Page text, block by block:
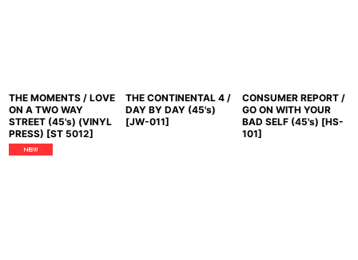
THE MOMENTS / LOVE
ON A TWO WAY
STREET (45's) (VINYL
PRESS) [ST 5012]
THE CONTINENTAL 4 /
DAY BY DAY (45's)
[JW-011]
CONSUMER REPORT /
GO ON WITH YOUR
BAD SELF (45's) [HS-
101]